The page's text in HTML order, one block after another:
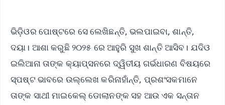
ଭିଡ଼ିଓର ପୋଷ୍ଟରେ ସେ ଲେଖିଛନ୍ତି, ଭଲପାଇବା, ଶାନ୍ତି,
ଦୟା। ଆଶା କରୁଛି ୨୦୨୫ ରେ ଆହୁରି ସୁଖ ଶାନ୍ତି ଆସିବ। ଯଦିଓ
ଇଲିଆନା ତାଙ୍କ କ୍ୟାପ୍ସନରେ ଦ୍ୱିତୀୟ ଗର୍ଭଧାରଣ ବିଷୟରେ
ସ୍ପଷ୍ଟ ଭାବରେ ଉଲ୍ଲେଖ କରିନାହାଁନ୍ତି, ପ୍ରଶଂସକମାନେ
ତାଙ୍କ ସାଥୀ ମାଇକେଲ୍ ଡୋଲାନଙ୍କ ସହ ଆଉ ଏକ ସନ୍ତାନ